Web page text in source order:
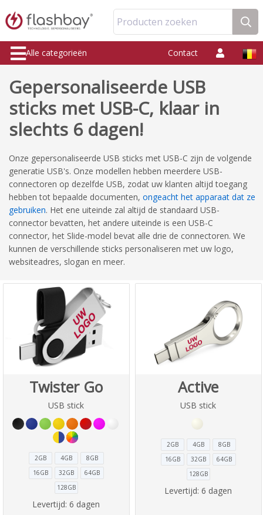
Producten zoeken
Alle categorieën Contact
Gepersonaliseerde USB
sticks met USB-C, klaar in
slechts 6 dagen!
Onze gepersonaliseerde USB sticks met USB-C zijn de volgende
generatie USB's. Onze modellen hebben meerdere USB-
connectoren op dezelfde USB, zodat uw klanten altijd toegang
hebben tot bepaalde documenten, ongeacht het apparaat dat ze
gebruiken. Het ene uiteinde zal altijd de standaard USB-
connector bevatten, het andere uiteinde is een USB-C
connector, het Slide-model bevat alle drie de connectoren. We
kunnen de verschillende sticks personaliseren met uw logo,
websiteadres, slogan en meer.
Twister Go
USB stick
2GB 4GB
8GB
16GB
32GB
64GB
128GB
Levertijd: 6 dagen
Active
USB stick
2GB 4GB
8GB
16GB
32GB
64GB
128GB
Levertijd: 6 dagen